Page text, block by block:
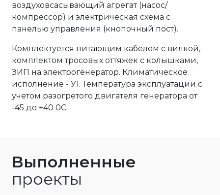
воздуховсасывающий агрегат (насос/
компрессор) и электрическая схема с
панелью управления (кнопочный пост).
Комплектуется питающим кабелем с вилкой,
комплектом тросовых оттяжек с колышками,
ЗИП на электрогенератор. Климатическое
исполнение - У1. Температура эксплуатации с
учетом разогретого двигателя генератора от
-45 до +40 0С.
Выполненные
проекты